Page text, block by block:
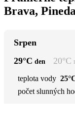
Brava,
Srpen
29°C den 20°C
teplota vody
počet slunných